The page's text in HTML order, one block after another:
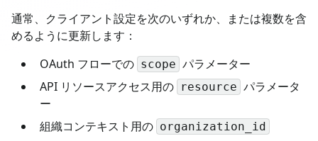
通常、クライアント設定を次のいずれか、または複数を含
めるように更新します：
OAuth フローでの scope パラメーター
API リソースアクセス用の resource パラメータ
ー
組織コンテキスト用の organization_id